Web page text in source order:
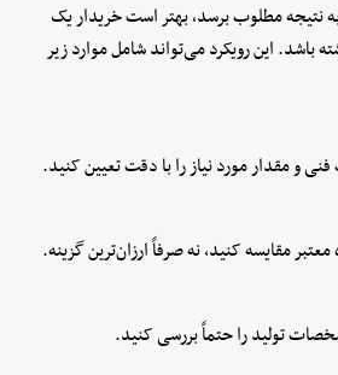
نتیجه مطلوب برسد، بهتر است خریدار یک
باشد. این رویکرد می‌تواند شامل موارد زیر
و مقدار مورد نیاز را با دقت تعیین کنید.
مقایسه کنید، نه صرفاً ارزان‌ترین گزینه.
تولید را حتماً بررسی کنید.